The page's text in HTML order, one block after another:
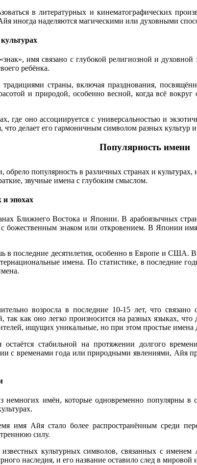
в литературных и кинематографических
иногда наделяются магическими или духовными
имя связано с глубокой религиозной и
ребёнка.
страны, включая празднования,
и природой, особенно весной, когда всё вокруг
оно ассоциируется с универсальностью и
делает его гармоничным символом разных культур
Популярность имени
популярность в различных странах и
звучные имена с глубоким смыслом.
и эпохах
Ближнего Востока и Японии. В арабоязычных
с божественным знаком или откровением. В Японии
в последние десятилетия, особенно в Европе и
имена. По статистике, в последние
возросла в последние 10-15 лет, что
так как оно легко произносится на разных языках,
ищущих уникальные, но при этом простые имена
стабильной на протяжении долгого
с временами года или природными явлениями, Айя
немногих имён, которые одновременно популярны
имя Айя стало более распространённым среди
силу.
культурных символов, связанных с
наследия, и его название оставило след в мировой